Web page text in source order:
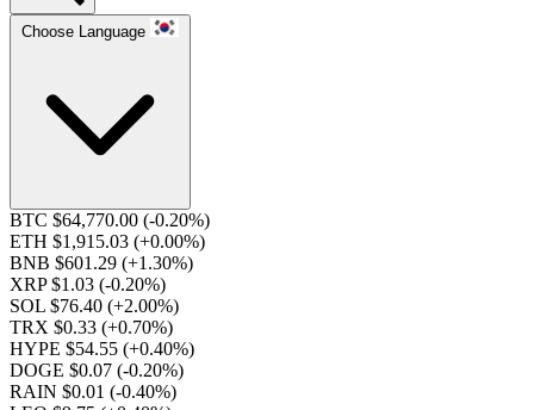
Choose Language
BTC $64,770.00 (-0.20%)
ETH $1,915.03 (+0.00%)
BNB $601.29 (+1.30%)
XRP $1.03 (-0.20%)
SOL $76.40 (+2.00%)
TRX $0.33 (+0.70%)
HYPE $54.55 (+0.40%)
DOGE $0.07 (-0.20%)
RAIN $0.01 (-0.40%)